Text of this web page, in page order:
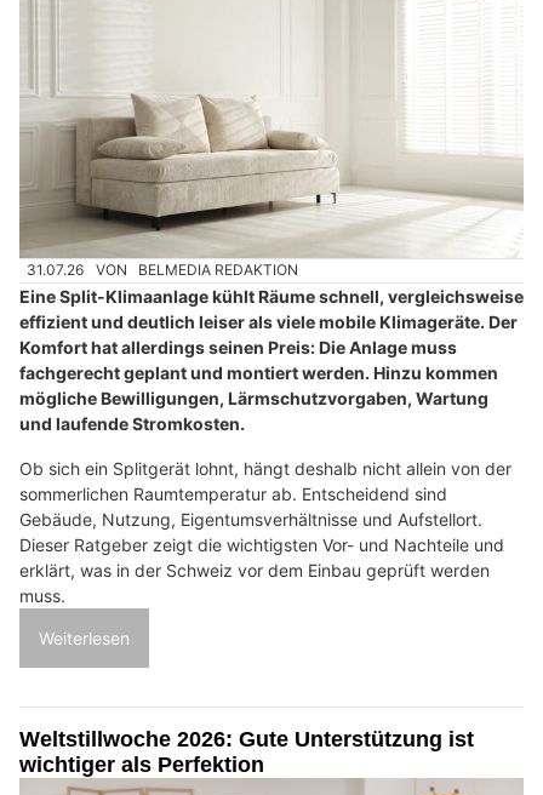
31.07.26 VON BELMEDIA REDAKTION
Eine Split-Klimaanlage kühlt Räume schnell, vergleichsweise
effizient und deutlich leiser als viele mobile Klimageräte. Der
Komfort hat allerdings seinen Preis: Die Anlage muss
fachgerecht geplant und montiert werden. Hinzu kommen
mögliche Bewilligungen, Lärmschutzvorgaben, Wartung
und laufende Stromkosten.
Ob sich ein Splitgerät lohnt, hängt deshalb nicht allein von der
sommerlichen Raumtemperatur ab. Entscheidend sind
Gebäude, Nutzung, Eigentumsverhältnisse und Aufstellort.
Dieser Ratgeber zeigt die wichtigsten Vor- und Nachteile und
erklärt, was in der Schweiz vor dem Einbau geprüft werden
muss.
Weiterlesen
Weltstillwoche 2026: Gute Unterstützung ist
wichtiger als Perfektion